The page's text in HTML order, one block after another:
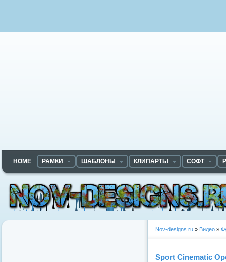
HOME РАМКИ ШАБЛОНЫ КЛИПАРТЫ СОФТ
Nov-designs.ru » Видео »
Sport Cinematic